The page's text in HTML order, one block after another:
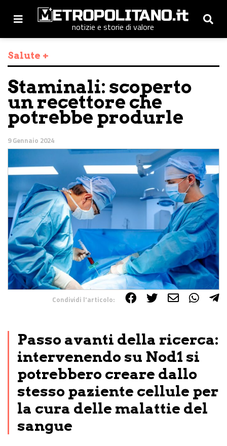
notizie e storie di valore
Salute +
Staminali: scoperto
un recettore che
potrebbe produrle
9 Gennaio 2024
Condividi l'articolo:
Passo avanti della ricerca:
intervenendo su Nod1 si
potrebbero creare dallo
stesso paziente cellule per
la cura delle malattie del
sangue